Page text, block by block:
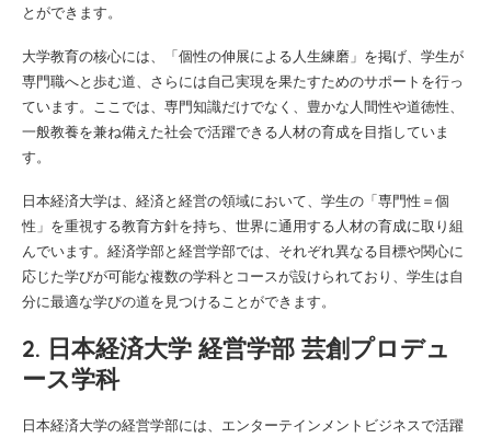
とができます。
大学教育の核心には、「個性の伸展による人生練磨」を掲げ、学生が
専門職へと歩む道、さらには自己実現を果たすためのサポートを行っ
ています。ここでは、専門知識だけでなく、豊かな人間性や道徳性、
一般教養を兼ね備えた社会で活躍できる人材の育成を目指していま
す。
日本経済大学は、経済と経営の領域において、学生の「専門性＝個
性」を重視する教育方針を持ち、世界に通用する人材の育成に取り組
んでいます。経済学部と経営学部では、それぞれ異なる目標や関心に
応じた学びが可能な複数の学科とコースが設けられており、学生は自
分に最適な学びの道を見つけることができます。
2. 日本経済大学 経営学部 芸創プロデュ
ース学科
日本経済大学の経営学部には、エンターテインメントビジネスで活躍